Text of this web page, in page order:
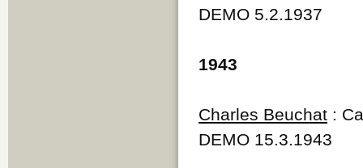
DEMO 5.2.1937
1943
Charles Beuchat :
DEMO 15.3.1943